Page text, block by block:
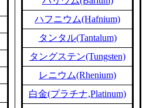
ハフニウム(Hafnium)
タンタル(Tantalum)
タングステン(Tungsten)
レニウム(Rhenium)
白金(プラチナ,Platinum)